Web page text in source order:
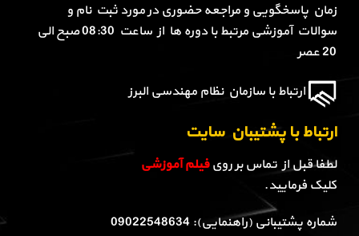
زمان پاسخگویی و مراجعه حضوری در مورد ثبت نام و
سوالات آموزشی مرتبط با دوره ها از ساعت 08:30 صبح الی
20 عصر
ارتباط با سازمان نظام مهندسی البرز
ارتباط با پشتیبان سایت
لطفا قبل از تماس بر رویفیلم آموزشی
کلیک فرمایید.
شماره پشتیبانی (راهنمایی): 09022548634